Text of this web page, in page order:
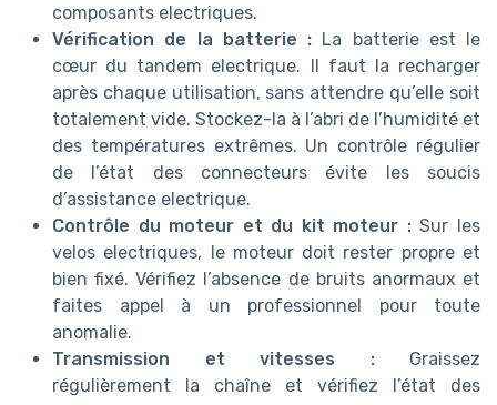
composants electriques.
Vérification de la batterie : La batterie est le
cœur du tandem electrique. Il faut la recharger
après chaque utilisation, sans attendre qu’elle soit
totalement vide. Stockez-la à l’abri de l’humidité et
des températures extrêmes. Un contrôle régulier
de l’état des connecteurs évite les soucis
d’assistance electrique.
Contrôle du moteur et du kit moteur :Sur les
velos electriques, le moteur doit rester propre et
bien fixé. Vérifiez l’absence de bruits anormaux et
faites appel à un professionnel pour toute
anomalie.
Transmission et vitesses :Graissez
régulièrement la chaîne et vérifiez l’état des